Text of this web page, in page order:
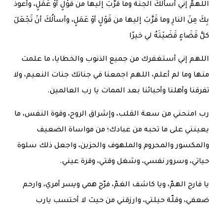
اللهمَّ إنِّي أسألُكَ الجنةَ وما قَرَّبَ إليها من قَوْلٍ أوْ عَمَلٍ، وأعوذُ
بِكَ مِنَ النارِ وما قَرَّبَ إليها من قَوْلٍ أوْ عَمَلٍ، وأسألُكَ أنْ تَجْعَلَ
كلَّ قَضَاءٍ قَضَيْتَهُ لي خيرًا
اللهم إني أستغفرك من جميع الذنوب والخطايا، ما علمت
منها وما لم أعلم، اللهم اجمعنا في جناتك جنات النعيم، ولا
تفرقنا وأهلنا وأحبائنا بعد الممات يا رب العالمين.
رب امنحني من سعة القلب، وإشراق الروح، وقوة النفس، ما
يعينني على ما تحبه من عبادك؛ من مواساة الضعيف
والمكسور والمحروم والملهوف والحزين، واجعل ذلك سلوة
حياتي، وسرور نفسي، وشغل وقتي، وقرة عيني.
يا فارج الهمّ، ويا كاشف الغمّ، فرّج همي ويسر أمري، وارحم
ضعفي، وقلّة حيلتي، وارزقني من حيث لا أحتسب يارب